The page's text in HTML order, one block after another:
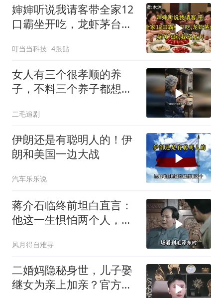
婶婶听说我请客带全家12
口霸坐开吃，龙虾茅台点
叮当当科技 4跟贴
女人有三个很孝顺的养
子，不料三个养子都想害
二毛追剧
伊朗还是有聪明人的！伊
朗和美国一边大战
汽车乐乐说
蒋介石临终前坦白直言：
他这一生惧怕两个人，却
风月得自难寻
二婚妈隐秘身世，儿子娶
继女为亲上加亲？官方怒